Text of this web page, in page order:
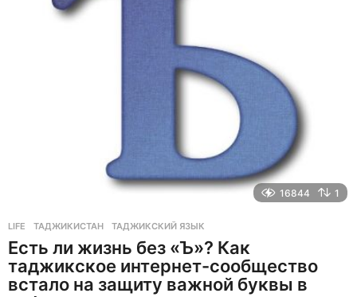
з
а
16844 1
LIFE ТАДЖИКИСТАН ,ТАДЖИКСКИЙ ЯЗЫК
Есть ли жизнь без «Ъ»? Как
таджикское интернет-сообщество
встало на защиту важной буквы в